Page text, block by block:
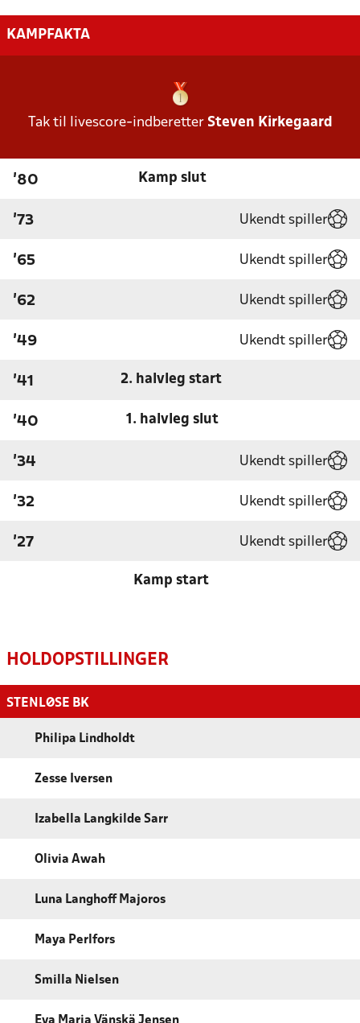
KAMPFAKTA
Tak til livescore-indberetter Steven Kirkegaard
'80 Kamp slut
'73 Ukendt spiller
'65 Ukendt spiller
'62 Ukendt spiller
'49 Ukendt spiller
'41 2. halvleg start
'40 1. halvleg slut
'34 Ukendt spiller
'32 Ukendt spiller
'27 Ukendt spiller
Kamp start
HOLDOPSTILLINGER
STENLØSE BK
Philipa Lindholdt
Zesse Iversen
Izabella Langkilde Sarr
Olivia Awah
Luna Langhoff Majoros
Maya Perlfors
Smilla Nielsen
Eva Maria Vänskä Jensen